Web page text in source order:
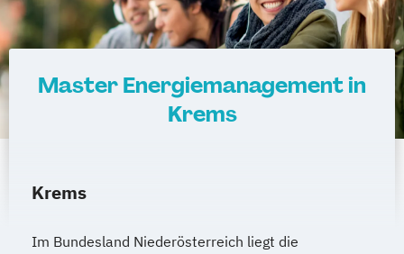
Master Energiemanagement in
Krems
Krems
Im Bundesland Niederösterreich liegt die